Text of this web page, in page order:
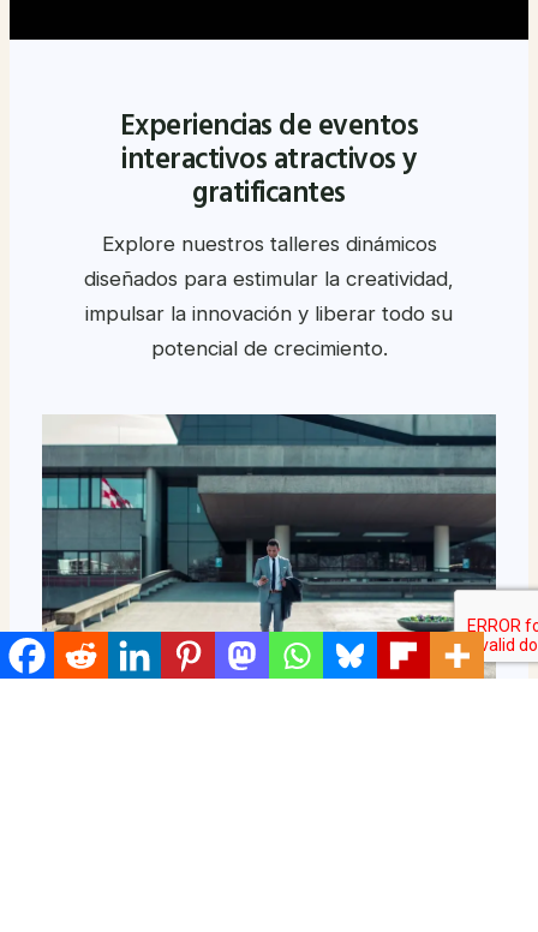
Experiencias de eventos
interactivos atractivos y
gratificantes
Explore nuestros talleres dinámicos
diseñados para estimular la creatividad,
impulsar la innovación y liberar todo su
potencial de crecimiento.